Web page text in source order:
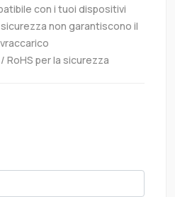
con i tuoi dispositivi
non garantiscono il
RoHS per la sicurezza